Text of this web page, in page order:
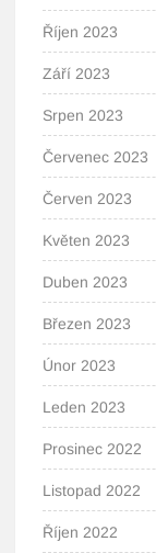
Říjen 2023
Září 2023
Srpen 2023
Červenec 2023
Červen 2023
Květen 2023
Duben 2023
Březen 2023
Únor 2023
Leden 2023
Prosinec 2022
Listopad 2022
Říjen 2022